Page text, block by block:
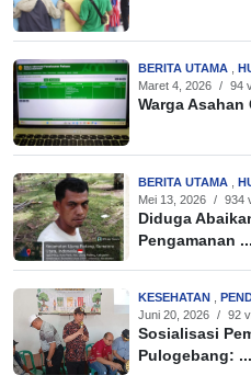
BERITA UTAMA
Maret 4, 2026 / 94
Warga Asahan
BERITA UTAMA
Mei 13, 2026 / 934
Diduga
Pengamanan ...
KESEHATAN
Juni 20, 2026 / 92
Sosialisasi
Pulogebang: ...